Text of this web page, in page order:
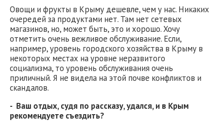
Овощи и фрукты в Крыму дешевле, чем у нас. Никаких
очередей за продуктами нет. Там нет сетевых
магазинов, но, может быть, это и хорошо. Хочу
отметить очень вежливое обслуживание. Если,
например, уровень городского хозяйства в Крыму в
некоторых местах на уровне неразвитого
социализма, то уровень обслуживания очень
приличный. Я не видела на этой почве конфликтов и
скандалов.
- Ваш отдых, судя по рассказу, удался, и в Крым
рекомендуете съездить?